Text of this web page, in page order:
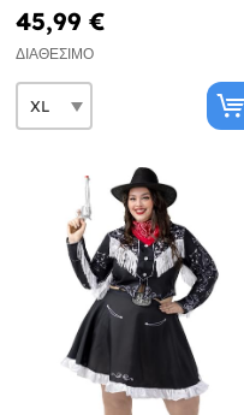
45,99 €
ΔΙΑΘΈΣΙΜΟ